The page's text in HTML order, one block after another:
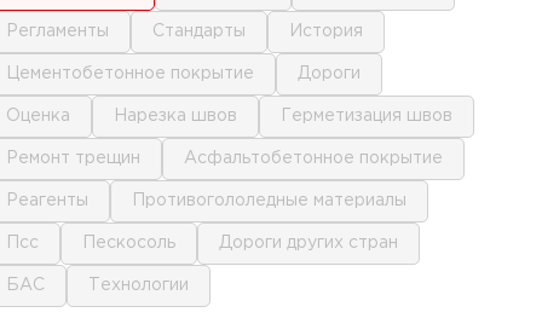
регламенты стандарты история
цементобетонное покрытие дороги
оценка нарезка швов герметизация швов
ремонт трещин асфальтобетонное покрытие
реагенты противогололедные материалы
псс пескосоль дороги других стран
БАС технологии